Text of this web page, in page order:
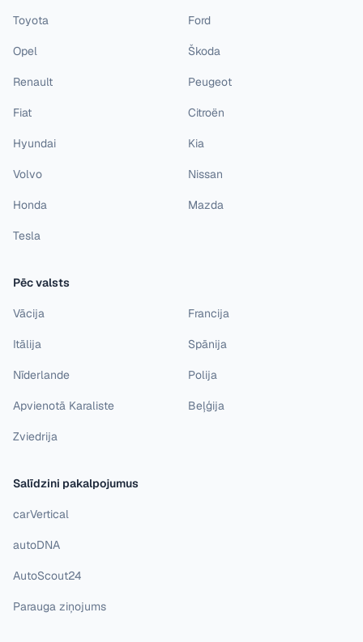
Toyota Ford
Opel Škoda
Renault Peugeot
Fiat Citroën
Hyundai Kia
Volvo Nissan
Honda Mazda
Tesla
Pēc valsts
Vācija Francija
Itālija Spānija
Nīderlande Polija
Apvienotā Karaliste Beļģija
Zviedrija
Salīdzini pakalpojumus
carVertical
autoDNA
AutoScout24
Parauga ziņojums